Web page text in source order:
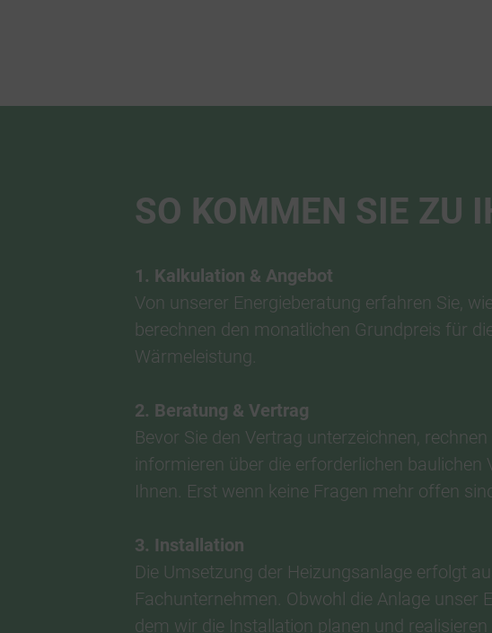
SO KOMMEN SIE ZU
1. Kalkulation & Angebot
Von unserer Energieberatung erfahren Sie,
berechnen den monatlichen Grundpreis für
Wärmeleistung.
2. Beratung & Vertrag
Bevor Sie den Vertrag unterzeichnen,
informieren über die erforderlichen
Ihnen. Erst wenn keine Fragen mehr offen
3. Installation
Die Umsetzung der Heizungsanlage erfolgt
Fachunternehmen. Obwohl die Anlage unser
dem wir die Installation planen und realisieren